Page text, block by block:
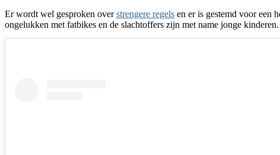
Er wordt wel gesproken overstrengere regels en er is gestemd voor een
ongelukken met fatbikes en de slachtoffers zijn met name jonge kinderen.